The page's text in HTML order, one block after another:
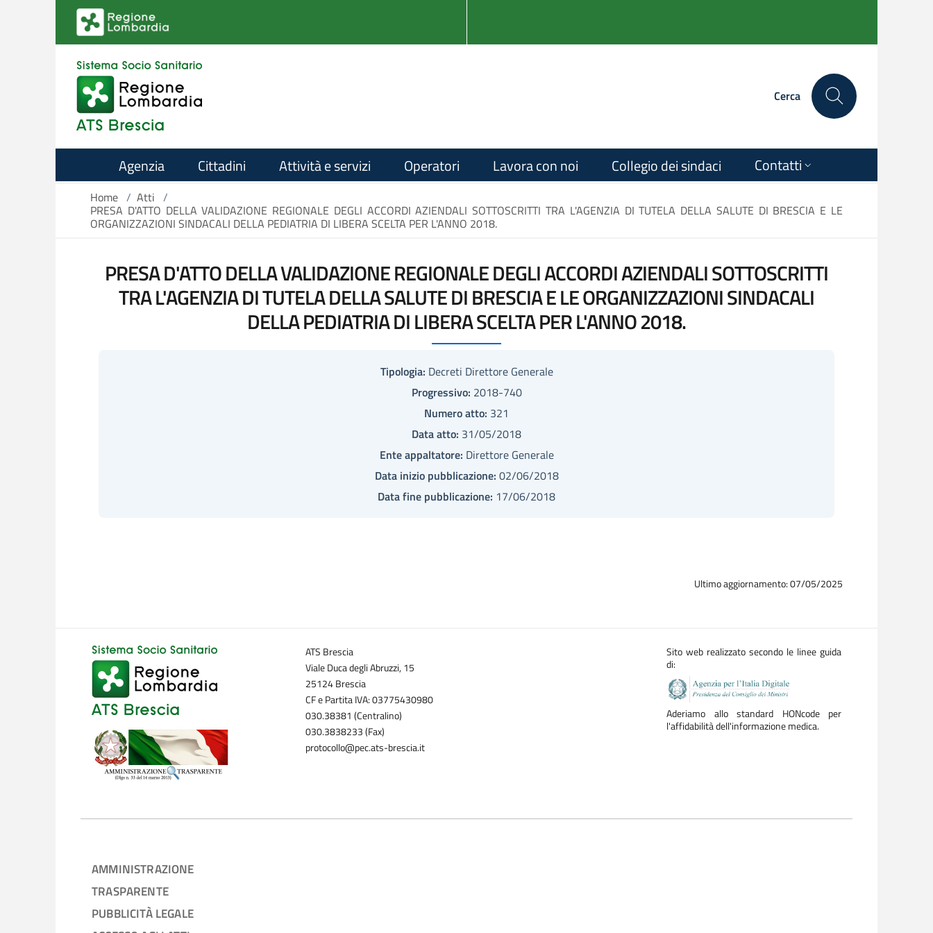
Salta al contenuto principale
Cerca
Agenzia Cittadini Attività e servizi Operatori Lavora con noi Collegio dei sindaci Contatti
Home / Atti /
PRESA D'ATTO DELLA VALIDAZIONE REGIONALE DEGLI ACCORDI AZIENDALI SOTTOSCRITTI TRA L'AGENZIA DI TUTELA DELLA SALUTE DI BRESCIA E LE
ORGANIZZAZIONI SINDACALI DELLA PEDIATRIA DI LIBERA SCELTA PER L'ANNO 2018.
PRESA D'ATTO DELLA VALIDAZIONE REGIONALE DEGLI ACCORDI AZIENDALI SOTTOSCRITTI
TRA L'AGENZIA DI TUTELA DELLA SALUTE DI BRESCIA E LE ORGANIZZAZIONI SINDACALI
DELLA PEDIATRIA DI LIBERA SCELTA PER L'ANNO 2018.
Tipologia: Decreti Direttore Generale
Progressivo: 2018-740
Numero atto: 321
Data atto: 31/05/2018
Ente appaltatore: Direttore Generale
Data inizio pubblicazione: 02/06/2018
Data fine pubblicazione: 17/06/2018
Ultimo aggiornamento: 07/05/2025
ATS Brescia
Viale Duca degli Abruzzi, 15
25124 Brescia
CF e Partita IVA: 03775430980
030.38381 (Centralino)
030.3838233 (Fax)
protocollo@pec.ats-brescia.it
Sito web realizzato secondo le linee guida
di:
Aderiamo allo standard HONcode per
l'affidabilità dell'informazione medica.
AMMINISTRAZIONE
TRASPARENTE
PUBBLICITÀ LEGALE